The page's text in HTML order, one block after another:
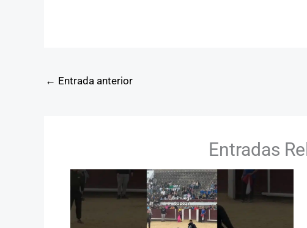
← Entrada anterior
Entradas